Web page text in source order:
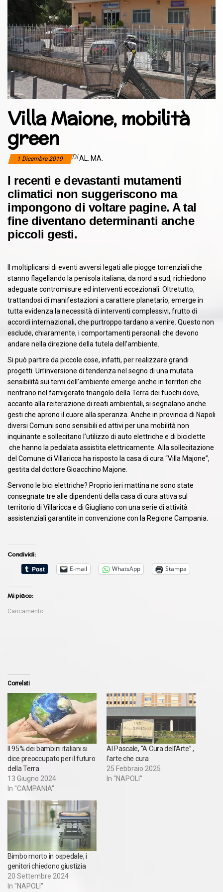
Villa Maione, mobilità
green
1 Dicembre 2019 DiAL. MA.
I recenti e devastanti mutamenti
climatici non suggeriscono ma
impongono di voltare pagine. A tal
fine diventano determinanti anche
piccoli gesti.
Il moltiplicarsi di eventi avversi legati alle piogge torrenziali che
stanno flagellando la penisola italiana, da nord a sud, richiedono
adeguate contromisure ed interventi eccezionali. Oltretutto,
trattandosi di manifestazioni a carattere planetario, emerge in
tutta evidenza la necessità di interventi complessivi, frutto di
accordi internazionali, che purtroppo tardano a venire. Questo non
esclude, chiaramente, i comportamenti personali che devono
andare nella direzione della tutela dell’ambiente.
Si può partire da piccole cose, infatti, per realizzare grandi
progetti. Un’inversione di tendenza nel segno di una mutata
sensibilità sui temi dell’ambiente emerge anche in territori che
rientrano nel famigerato triangolo della Terra dei fuochi dove,
accanto alla reiterazione di reati ambientali, si segnalano anche
gesti che aprono il cuore alla speranza. Anche in provincia di Napoli
diversi Comuni sono sensibili ed attivi per una mobilità non
inquinante e sollecitano l’utilizzo di auto elettriche e di biciclette
che hanno la pedalata assistita elettricamente. Alla sollecitazione
del Comune di Villaricca ha risposto la casa di cura “Villa Majone”,
gestita dal dottore Gioacchino Majone.
Servono le bici elettriche? Proprio ieri mattina ne sono state
consegnate tre alle dipendenti della casa di cura attiva sul
territorio di Villaricca e di Giugliano con una serie di attività
assistenziali garantite in convenzione con la Regione Campania.
Condividi:
E-mail
WhatsApp Stampa
Mi piace:
Caricamento...
Correlati
Il 95% dei bambini italiani si
dice preoccupato per il futuro
della Terra
13 Giugno 2024
In "CAMPANIA"
Al Pascale, “A Cura dell’Arte” ,
l’arte che cura
25 Febbraio 2025
In "NAPOLI"
Bimbo morto in ospedale, i
genitori chiedono giustizia
20 Settembre 2024
In "NAPOLI"